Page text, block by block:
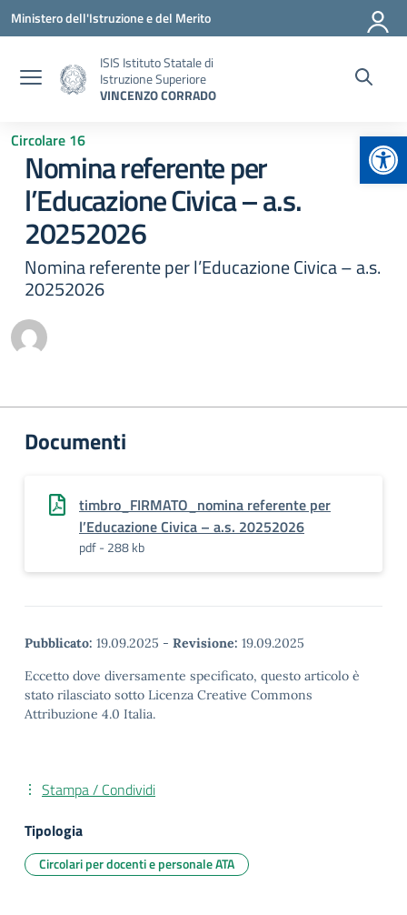
Vai ai contenuti
Vai al menu di navigazione
Vai al footer
Ministero dell'Istruzione e del Merito
ISIS Istituto Statale di
Istruzione Superiore
VINCENZO CORRADO
Circolare 16
Nomina referente per
l’Educazione Civica – a.s.
20252026
Nomina referente per l’Educazione Civica – a.s.
20252026
Documenti
timbro_FIRMATO_nomina referente per
l’Educazione Civica – a.s. 20252026
pdf - 288 kb
Pubblicato: 19.09.2025 - Revisione: 19.09.2025
Eccetto dove diversamente specificato, questo articolo è
stato rilasciato sotto Licenza Creative Commons
Attribuzione 4.0 Italia.
Stampa / Condividi
Tipologia
Circolari per docenti e personale ATA